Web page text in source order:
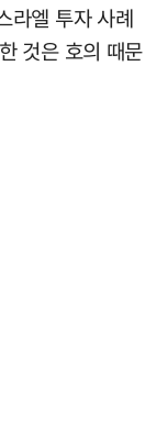
라엘 투자 사례
것은 호의 때문